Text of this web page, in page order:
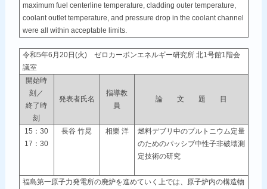
maximum fuel centerline temperature, cladding outer temperature,
coolant outlet temperature, and pressure drop in the coolant channel
were all within acceptable limits.
令和5年6月20日(火) ゼロカーボンエネルギー研究所 北1号館1階会
議室
開始時
刻／
終了時
刻
発表者氏名
指導教
員
論 文 題 目
15：30
17：30
長谷 竹晃 相樂 洋
燃料デブリ中のプルトニウム定量
のためのパッシブ中性子非破壊測
定技術の研究
福島第一原子力発電所の廃炉を進めていく上では、原子炉内の構造物